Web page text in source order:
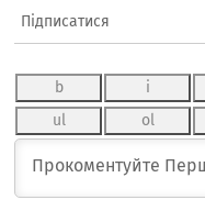
Підписатися